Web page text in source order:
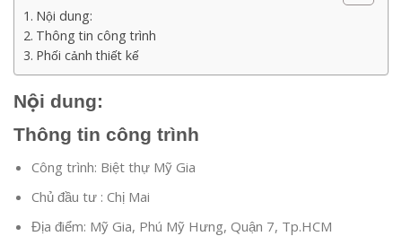
Nội dung:
Thông tin công trình
Phối cảnh thiết kế
Nội dung:
Thông tin công trình
Công trình: Biệt thự Mỹ Gia
Chủ đầu tư : Chị Mai
Địa điểm: Mỹ Gia, Phú Mỹ Hưng, Quận 7, Tp.HCM